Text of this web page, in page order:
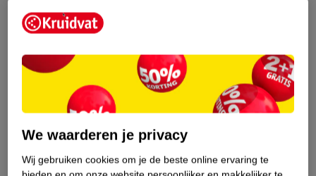
Je kleuter ontdekt en ontwikkelt
Zoals je hebt gelezen gebeurt er veel in de
kleuterfase. Laat je kind op ontdekkingstocht gaan
en ervaringen opdoen om de zelfstandigheid te
ontwikkelen.
leuk speelgoed, het is ook nog eens heel leerzaam.
Zo verbetert het de fijne motoriek en het ruimtelijk
We waarderen je privacy
Wij gebruiken cookies om je de beste online ervaring te